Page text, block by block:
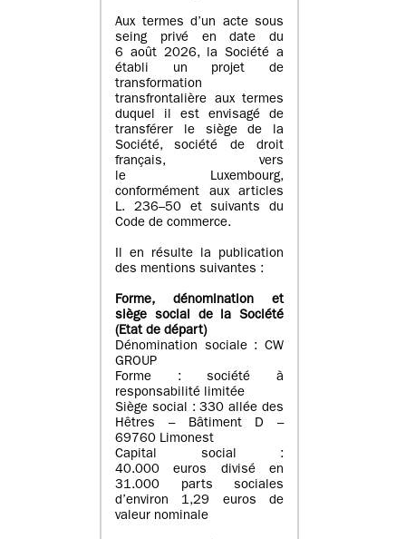
Aux termes d’un acte sous
seing privé en date du
6 août 2026, la Société a
établi un projet de
transformation
transfrontalière aux termes
duquel il est envisagé de
transférer le siège de la
Société, société de droit
français, vers
le Luxembourg,
conformément aux articles
L. 236–50 et suivants du
Code de commerce.
Il en résulte la publication
des mentions suivantes :
Forme, dénomination et
siège social de la Société
(Etatde départ)
Dénomination sociale : CW
GROUP
Forme : société à
responsabilité limitée
Siège social : 330 allée des
Hêtres – Bâtiment D –
69760 Limonest
Capital social :
40.000 euros divisé en
31.000 parts sociales
d’environ 1,29 euros de
valeur nominale